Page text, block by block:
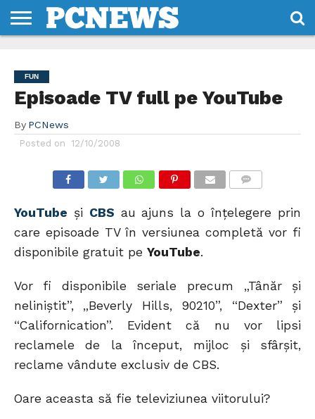
NOI
SI
CONDITII
FUN
Episoade TV full pe YouTube
By PCNews
Posted on 12/10/2008
YouTube şi CBS au ajuns la o înţelegere prin
care episoade TV în versiunea completă vor fi
disponibile gratuit pe YouTube.
Vor fi disponibile seriale precum „Tânăr şi
neliniştit”, „Beverly Hills, 90210”, “Dexter” şi
“Californication”. Evident că nu vor lipsi
reclamele de la început, mijloc şi sfârşit,
reclame vândute exclusiv de CBS.
Oare aceasta să fie televiziunea viitorului?